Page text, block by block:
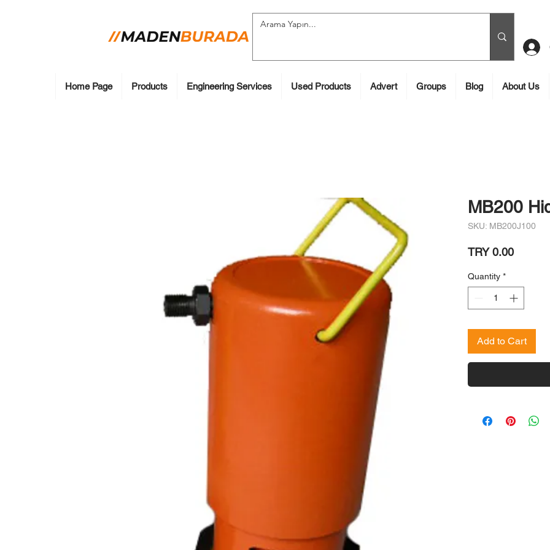
Home Page Products Engineering Services Used Products Advert Groups Blog About Us
MB200
SKU: MB200J100
TRY 0.00Price
Quantity *
Add to Cart